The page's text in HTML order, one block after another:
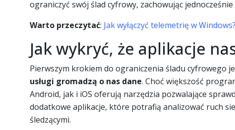
ograniczyć swój ślad cyfrowy, zachowując
Warto przeczytać: Jak wyłączyć telemetrię w
Jak wykryć, że aplikacje
Pierwszym krokiem do ograniczenia śladu cyfrowego
usługi gromadzą o nas dane. Choć większość
Android, jak i iOS oferują narzędzia pozwalające
dodatkowe aplikacje, które potrafią analizować ruch
śledzącymi.